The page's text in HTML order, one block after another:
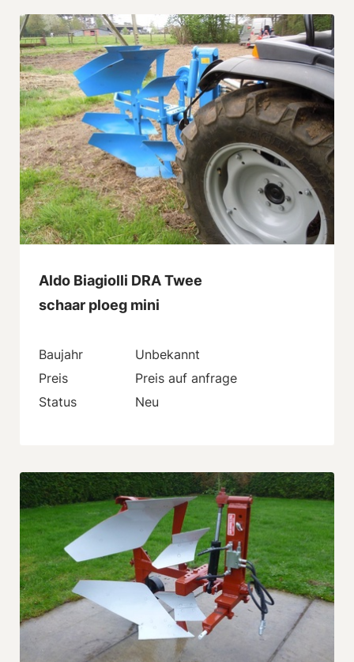
Aldo Biagiolli DRA Twee
schaar ploeg mini
Baujahr
Unbekannt
Preis
Preis auf anfrage
Status
Neu